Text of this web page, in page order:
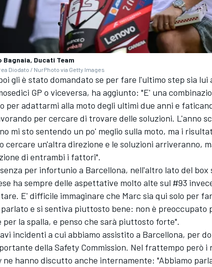
Bagnaia, Ducati Team
Diodato / NurPhoto via Getty Images
gli è stato domandato se per fare l'ultimo step sia lui
GP o viceversa, ha aggiunto: "E' una
per adattarmi alla moto degli ultimi due anni e
per cercare di trovare delle soluzioni. L'anno
mi sto sentendo un po' meglio sulla moto, ma i
cercare un'altra direzione e le soluzioni arriveranno,
di entrambi i fattori".
per infortunio a Barcellona, nell'altro lato del box
ha sempre delle aspettative molto alte sul #93
E' difficile immaginare che Marc sia qui solo per
e si sentiva piuttosto bene: non è preoccupato
per la spalla, e penso che sarà piuttosto forte".
incidenti a cui abbiamo assistito a Barcellona, per
della Safety Commission. Nel frattempo però i
ne hanno discutto anche internamente: "Abbiamo